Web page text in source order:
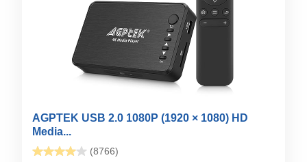
AGPTEK USB 2.0 1080P (1920 × 1080) HD
Media...
(8766)